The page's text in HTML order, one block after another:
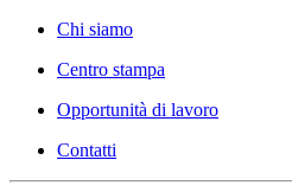
Chi siamo
Centro stampa
Opportunità di lavoro
Contatti